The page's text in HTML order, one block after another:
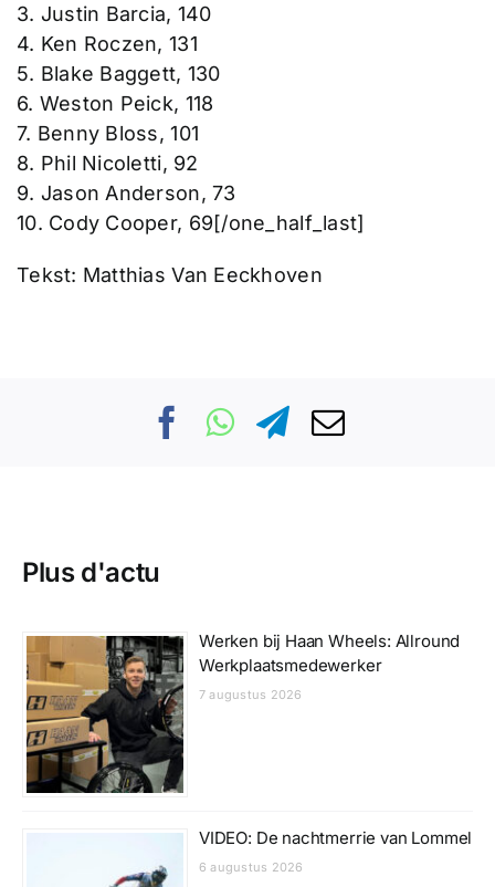
3. Justin Barcia, 140
4. Ken Roczen, 131
5. Blake Baggett, 130
6. Weston Peick, 118
7. Benny Bloss, 101
8. Phil Nicoletti, 92
9. Jason Anderson, 73
10. Cody Cooper, 69[/one_half_last]
Tekst: Matthias Van Eeckhoven
Plus d'actu
Werken bij Haan Wheels: Allround
Werkplaatsmedewerker
7 augustus 2026
VIDEO: De nachtmerrie van Lommel
6 augustus 2026